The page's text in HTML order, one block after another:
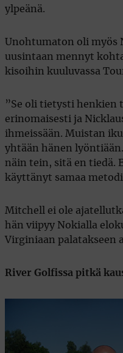
ylpeänä.
Unohtumaton oli myös
uusintaan mennyt
kisoihin kuuluvassa
”Se oli tietysti henkien
erinomaisesti ja
ihmeissään. Muistan
yhtään hänen
näin tein, sitä en tiedä.
käyttänyt samaa
Mitchell ei ole
hän viipyy Nokialla
Virginiaan palatakseen
River Golfissa pitkä